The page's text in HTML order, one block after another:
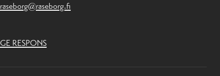
raseborg@raseborg.fi
GE RESPONS